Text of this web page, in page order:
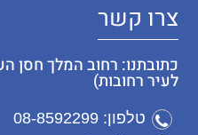
צרו קשר
כתובתנו: רחוב המלך חסן
לעיר רחובות)
טלפון: 08-8592299